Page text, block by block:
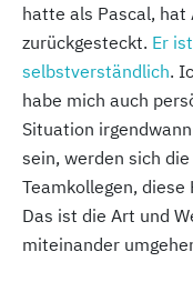
hatte als Pascal,
zurückgesteckt. Er
selbstverständlich.
habe mich auch
Situation
sein, werden sich
Teamkollegen,
Das ist die Art und
miteinander